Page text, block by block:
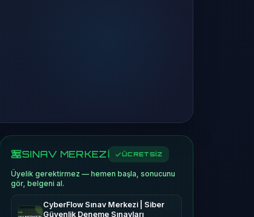
SINAV MERKEZİ ÜCRETSİZ
Üyelik gerektirmez — hemen başla, sonucunu
gör, belgeni al.
CyberFlow Sınav Merkezi | Siber
Güvenlik Deneme Sınavları